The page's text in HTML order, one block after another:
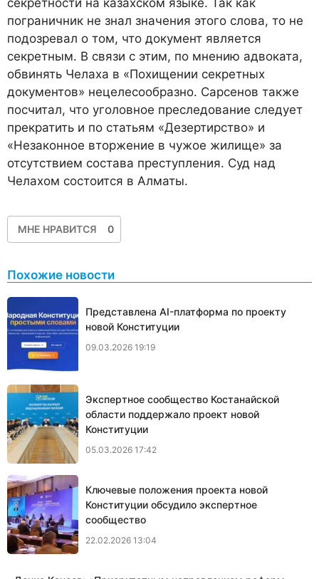
секретности на казахском языке. Так как
пограничник не знал значения этого слова, то не
подозревал о том, что документ является
секретным. В связи с этим, по мнению адвоката,
обвинять Челаха в «Похищении секретных
документов» нецелесообразно. Сарсенов также
посчитал, что уголовное преследование следует
прекратить и по статьям «Дезертирство» и
«Незаконное вторжение в чужое жилище» за
отсутствием состава преступления. Суд над
Челахом состоится в Алматы.
МНЕ НРАВИТСЯ 0
Похожие новости
Представлена AI-платформа по проекту
новой Конституции
09.03.2026 19:19
Экспертное сообщество Костанайской
области поддержало проект новой
Конституции
05.03.2026 17:42
Ключевые положения проекта новой
Конституции обсудило экспертное
сообщество
22.02.2026 13:04